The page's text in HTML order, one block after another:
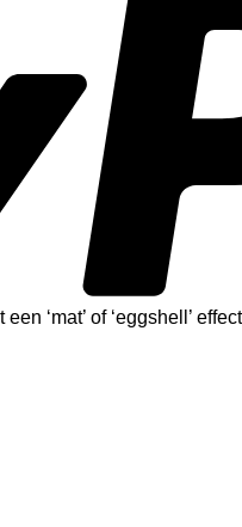
‘mat’ of ‘eggshell’